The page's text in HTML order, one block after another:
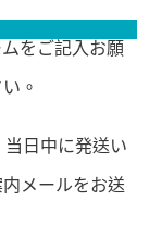
をご記入お願
。
日中に発送い
メールをお送